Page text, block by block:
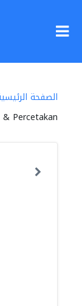
الصفحة
& Percetakan